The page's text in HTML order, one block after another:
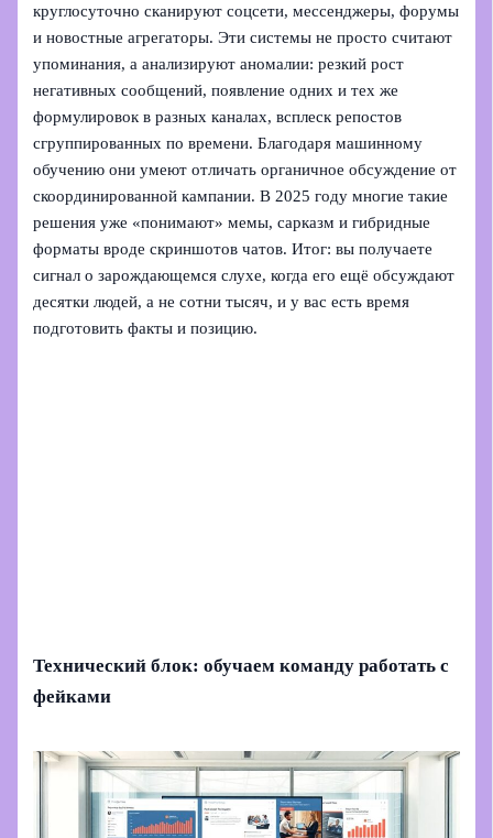
круглосуточно сканируют соцсети, мессенджеры, форумы
и новостные агрегаторы. Эти системы не просто считают
упоминания, а анализируют аномалии: резкий рост
негативных сообщений, появление одних и тех же
формулировок в разных каналах, всплеск репостов
сгруппированных по времени. Благодаря машинному
обучению они умеют отличать органичное обсуждение от
скоординированной кампании. В 2025 году многие такие
решения уже «понимают» мемы, сарказм и гибридные
форматы вроде скриншотов чатов. Итог: вы получаете
сигнал о зарождающемся слухе, когда его ещё обсуждают
десятки людей, а не сотни тысяч, и у вас есть время
подготовить факты и позицию.
Технический блок: обучаем команду работать с
фейками